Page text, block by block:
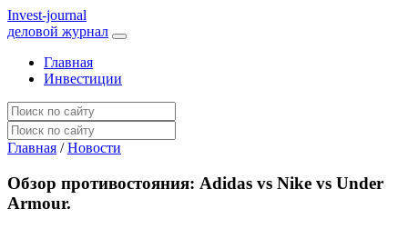
Invest-journal
деловой журнал
Главная
Инвестиции
Главная / Новости
Обзор противостояния: Adidas vs Nike vs Under
Armour.